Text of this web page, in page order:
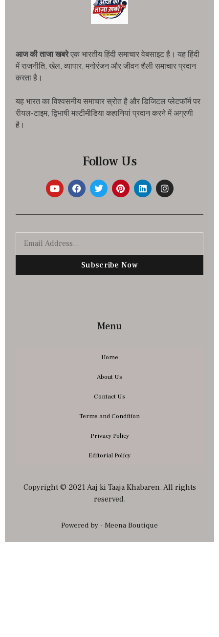
आज की ताजा खबरेएक भारतीय हिंदी समाचार वेबसाइट है। यह हिंदी
में राजनीति, खेल, व्यापार, मनोरंजन और जीवन शैली समाचार प्रदान
करता है।
यह भारत का विश्वसनीय समाचार स्रोत है और डिजिटल प्लेटफॉर्म पर
रीयल-टाइम, द्विभाषी मल्टीमीडिया कहानियां प्रदान करने में अग्रणी
है।
Follow Us
Subscribe Now
Menu
Home
About Us
Contact Us
Terms and Condition
Privacy Policy
Editorial Policy
Copyright © 2021 Aaj ki Taaja Khabaren. All rights
reserved.
Powered by - Meena Boutique